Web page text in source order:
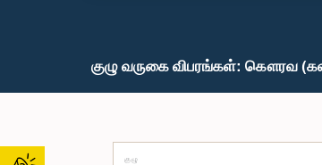
குழு வருகை விபரங்கள்: கௌரவ
குழு